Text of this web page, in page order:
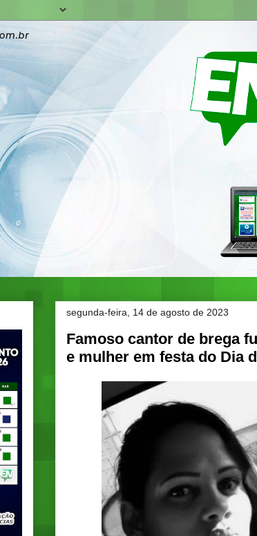
segunda-feira, 14 de agosto de 2023
Famoso cantor de brega
e mulher em festa do Dia